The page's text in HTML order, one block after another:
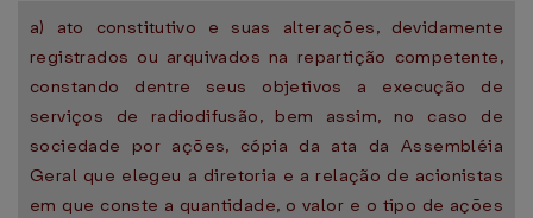
a) ato constitutivo e suas alterações, devidamente
registrados ou arquivados na repartição competente,
constando dentre seus objetivos a execução de
serviços de radiodifusão, bem assim, no caso de
sociedade por ações, cópia da ata da Assembléia
Geral que elegeu a diretoria e a relação de acionistas
em que conste a quantidade, o valor e o tipo de ações